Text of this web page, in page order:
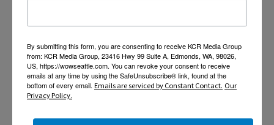
By submitting this form, you are consenting to receive KCR Media Group
from: KCR Media Group, 23416 Hwy 99 Suite A, Edmonds, WA, 98026,
US, https://wowseattle.com. You can revoke your consent to receive
emails at any time by using the SafeUnsubscribe® link, found at the
bottom of every email. Emails are serviced by Constant Contact. Our
Privacy Policy.